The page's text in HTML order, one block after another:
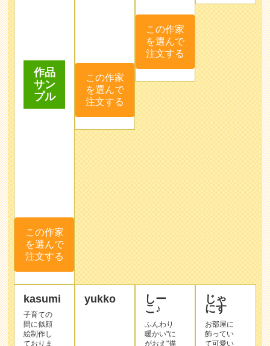
間に似顔
ておりま
す！
くっき
り、はっ
きりとし
たタッチ
が得意で
す☆
記念日、
還暦、ペ
ット、ウ
ェディン
yukko
作品
サン
プル
しー
こ♪
ふんわり
暖かい"に
がおえ"描
きます^^*
いろいろ
な"想
い"を"に
がおえ"に
込めて、
皆様のも
とにお届
けできた
らと思い
ます(﹡
じゃ
にす
お部屋に
飾ってい
て可愛い
似顔絵”を
モットー
に、心を
込めてお
描きしま
す(^o^)
記念日、
ウェルカ
ムボー
ド、プレ
ゼントな